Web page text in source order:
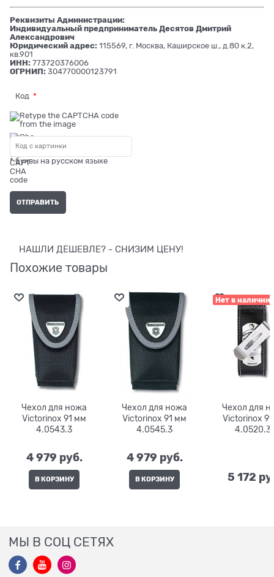
Реквизиты Администрации:
Индивидуальный предприниматель Десятов Дмитрий
Александрович
Юридический адрес: 115569, г. Москва, Каширское ш., д.80 к.2,
кв.901
ИНН: 773720376006
ОГРНИП: 304770000123791
Код
* буквы на русском языке
НАШЛИ ДЕШЕВЛЕ? - СНИЗИМ ЦЕНУ!
Похожие товары
Чехол для ножа
Victorinox 91 мм
4.0543.3
4 979 руб.
В КОРЗИНУ
Чехол для ножа
Victorinox 91 мм
4.0545.3
4 979 руб.
В КОРЗИНУ
Нет в наличии
Чехол для
Victorinox 91 мм
5 172
МЫ В СОЦ СЕТЯХ